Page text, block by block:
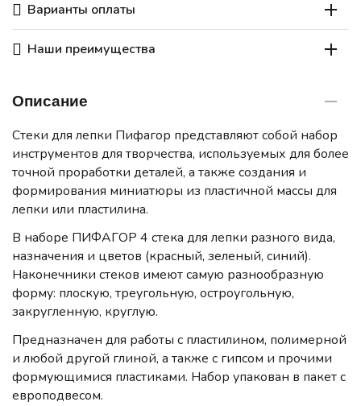
Варианты оплаты
Наши преимущества
Описание
Стеки для лепки Пифагор представляют собой набор
инструментов для творчества, используемых для более
точной проработки деталей, а также создания и
формирования миниатюры из пластичной массы для
лепки или пластилина.
В наборе ПИФАГОР 4 стека для лепки разного вида,
назначения и цветов (красный, зеленый, синий).
Наконечники стеков имеют самую разнообразную
форму: плоскую, треугольную, остроугольную,
закругленную, круглую.
Предназначен для работы с пластилином, полимерной
и любой другой глиной, а также с гипсом и прочими
формующимися пластиками. Набор упакован в пакет с
европодвесом.